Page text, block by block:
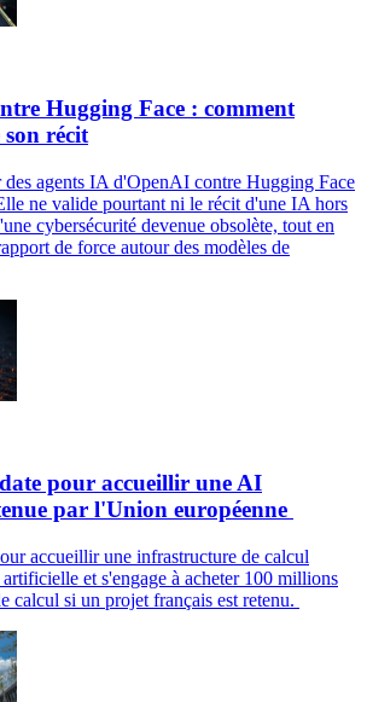
Hugging Face : comment
récit
agents IA d'OpenAI contre Hugging Face
ne valide pourtant ni le récit d'une IA hors
cybersécurité devenue obsolète, tout en
de force autour des modèles de
pour accueillir une AI
par l'Union européenne
accueillir une infrastructure de calcul
et s'engage à acheter 100 millions
calcul si un projet français est retenu.